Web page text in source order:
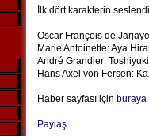
İlk dört karakterin
Oscar François de
Marie Antoinette: Aya
André Grandier:
Hans Axel von Fersen:
Haber sayfası için buraya
Paylaş